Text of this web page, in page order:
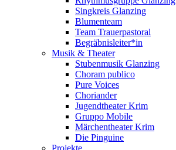
Singkreis Glanzing
Blumenteam
Team Trauerpastoral
Begräbnisleiter*in
Musik & Theater
Stubenmusik Glanzing
Choram publico
Pure Voices
Choriander
Jugendtheater Krim
Gruppo Mobile
Märchentheater Krim
Die Pinguine
Projekte